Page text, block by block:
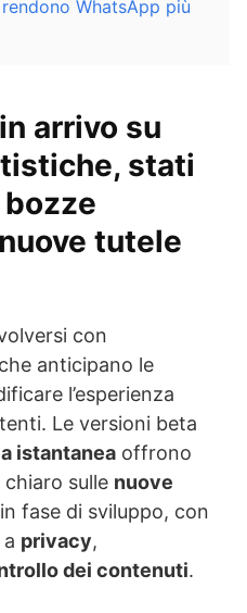
WhatsApp più
arrivo su
stati
tutele
con
anticipano le
l’esperienza
Le versioni beta
istantanea offrono
sulle nuove
in fase di sviluppo, con
privacy,
dei contenuti.